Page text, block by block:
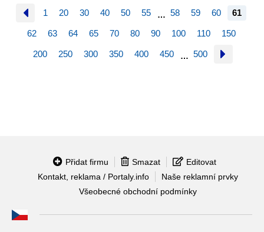
1 20 30 40 50 55 … 58 59 60 61
62 63 64 65 70 80 90 100 110 150
200 250 300 350 400 450 … 500
Přidat firmu Smazat
Editovat
Kontakt, reklama / Portaly.info
Naše reklamní prvky
Všeobecné obchodní podmínky